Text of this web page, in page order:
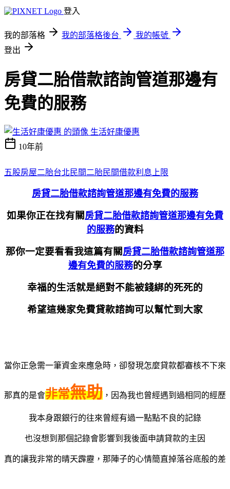
登入
我的部落格 我的部落格後台
我的帳號
登出
房貸二胎借款諮詢管道那邊有
免費的服務
生活好康優惠
10年前
五股房屋二胎台北民間二胎民間借款利息上限
房貸二胎借款諮詢管道那邊有免費的服務
如果你正在找有關 房貸二胎借款諮詢管道那邊有免費
的服務的資料
那你一定要看看我這篇有關 房貸二胎借款諮詢管道那
邊有免費的服務的分享
幸福的生活就是絕對不能被錢綁的死死的
希望這幾家免費貸款諮詢可以幫忙到大家
當你正急需一筆資金來應急時，卻發現怎麼貸款都審核不下來
那真的是會非常無助 ，因為我也曾經遇到過相同的經歷
我本身跟銀行的往來曾經有過一點點不良的記錄
也沒想到那個記錄會影響到我後面申請貸款的主因
真的讓我非常的晴天霹靂，那陣子的心情簡直掉落谷底般的差